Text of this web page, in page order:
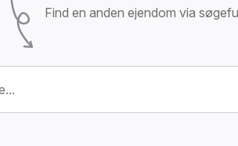
Find en anden ejendom via